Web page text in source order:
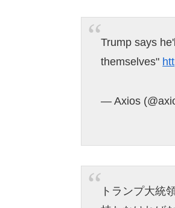
Trump says
themselves"
— Axios
トランプ大統